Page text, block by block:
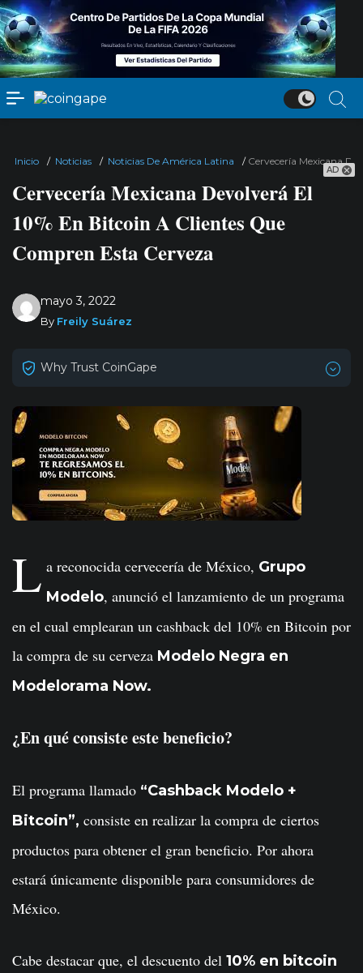
AD
Inicio / Noticias / Noticias De América Latina / Cervecería Mexicana
Cervecería Mexicana Devolverá El
10% En Bitcoin A Clientes Que
Compren Esta Cerveza
mayo 3, 2022
By Freily Suárez
Why Trust CoinGape
L a reconocida cervecería de México, Grupo
Modelo, anunció el lanzamiento de un programa
en el cual emplearan un cashback del 10% en Bitcoin por
la compra de su cerveza Modelo Negra en
Modelorama Now.
¿En qué consiste este beneficio?
El programa llamado “Cashback Modelo +
Bitcoin”, consiste en realizar la compra de ciertos
productos para obtener el gran beneficio. Por ahora
estará únicamente disponible para consumidores de
México.
Cabe destacar que, el descuento del 10% en bitcoin